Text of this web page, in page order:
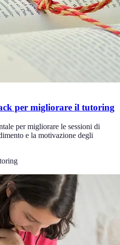
per migliorare il tutoring
per migliorare le sessioni di
e la motivazione degli